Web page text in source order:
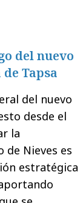
del nuevo
Tapsa
del nuevo
desde el
la
de Nieves es
estratégica